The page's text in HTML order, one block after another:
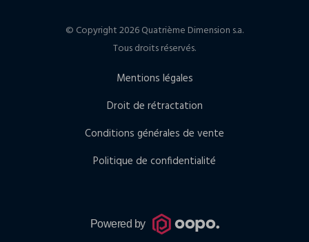
© Copyright 2026 Quatrième Dimension s.a.
Tous droits réservés.
Mentions légales
Droit de rétractation
Conditions générales de vente
Politique de confidentialité
Powered by